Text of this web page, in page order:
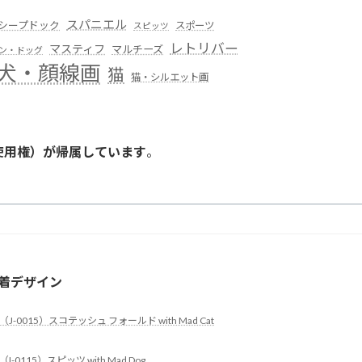
ープドック スパニエル スピッツ スポーツ
・ドッグ マスティフ マルチーズ レトリバー
・顔線画 猫 猫・シルエット画
権）が帰属しています。
デザイン
（J-0015）スコテッシュ フォールド with Mad Cat